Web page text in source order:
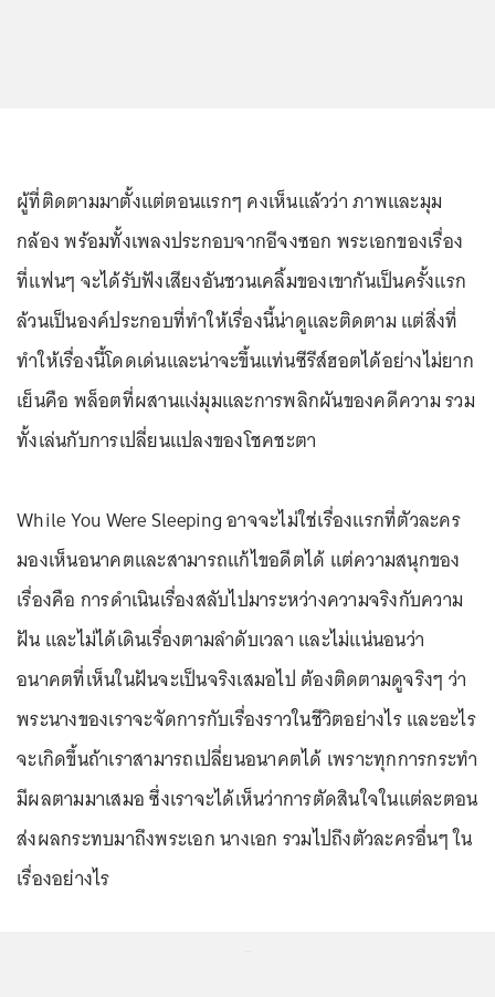
ผู้ที่ติดตามมาตั้งแต่ตอนแรกๆ คงเห็นแล้วว่า ภาพและมุม
กล้อง พร้อมทั้งเพลงประกอบจากอีจงซอก พระเอกของเรื่อง
ที่แฟนๆ จะได้รับฟังเสียงอันชวนเคลิ้มของเขากันเป็นครั้งแรก
ล้วนเป็นองค์ประกอบที่ทำให้เรื่องนี้น่าดูและติดตาม แต่สิ่งที่
ทำให้เรื่องนี้โดดเด่นและน่าจะขึ้นแท่นซีรีส์ฮอตได้อย่างไม่ยาก
เย็นคือ พล็อตที่ผสานแง่มุมและการพลิกผันของคดีความ รวม
ทั้งเล่นกับการเปลี่ยนแปลงของโชคชะตา
While You Were Sleeping อาจจะไม่ใช่เรื่องแรกที่ตัวละคร
มองเห็นอนาคตและสามารถแก้ไขอดีตได้ แต่ความสนุกของ
เรื่องคือ การดำเนินเรื่องสลับไปมาระหว่างความจริงกับความ
ฝัน และไม่ได้เดินเรื่องตามลำดับเวลา และไม่แน่นอนว่า
อนาคตที่เห็นในฝันจะเป็นจริงเสมอไป ต้องติดตามดูจริงๆ ว่า
พระนางของเราจะจัดการกับเรื่องราวในชีวิตอย่างไร และอะไร
จะเกิดขึ้นถ้าเราสามารถเปลี่ยนอนาคตได้ เพราะทุกการกระทำ
มีผลตามมาเสมอ ซึ่งเราจะได้เห็นว่าการตัดสินใจในแต่ละตอน
ส่งผลกระทบมาถึงพระเอก นางเอก รวมไปถึงตัวละครอื่นๆ ใน
เรื่องอย่างไร